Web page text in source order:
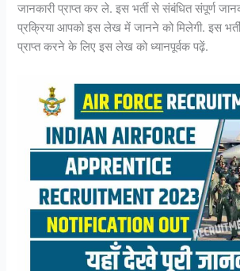
जानकारी प्राप्त कर ले. इस भर्ती से संबंधित संपूर्ण
प्रक्रिया आपको इस लेख में जानने को मिलेगी. इस
प्राप्त करने के लिए इस लेख को ध्यानपूर्वक पढ़ें.